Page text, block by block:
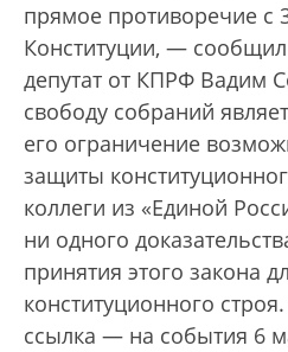
прямое противоречие с
Конституции, —
депутат от КПРФ Вадим
свободу собраний
его ограничение
защиты
коллеги из «Единой
ни одного
принятия этого закона
конституционного
ссылка — на события 6